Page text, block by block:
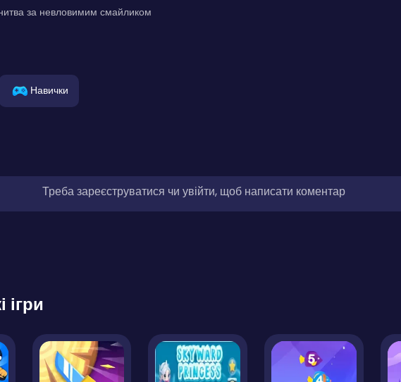
за невловимим смайликом
Навички
Треба зареєструватися чи увійти, щоб написати коментар
ігри